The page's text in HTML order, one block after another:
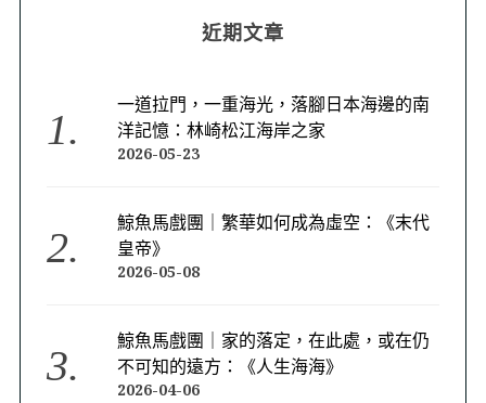
近期文章
一道拉門，一重海光，落腳日本海邊的南
洋記憶：林崎松江海岸之家
2026-05-23
鯨魚馬戲團｜繁華如何成為虛空：《末代
皇帝》
2026-05-08
鯨魚馬戲團｜家的落定，在此處，或在仍
不可知的遠方：《人生海海》
2026-04-06